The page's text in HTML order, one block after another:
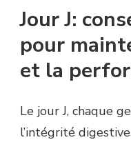
Jour J:
pour
et la
Le jour J, chaque
l’intégrité